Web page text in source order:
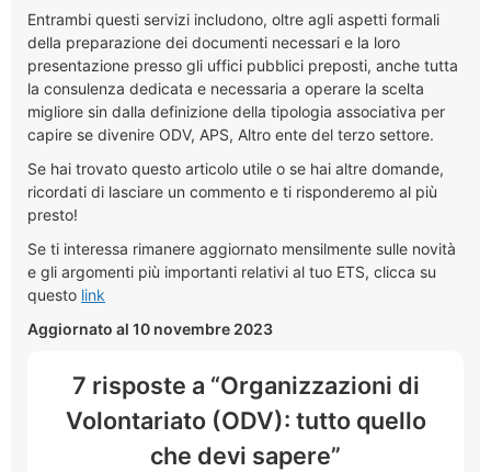
Entrambi questi servizi includono, oltre agli aspetti formali
della preparazione dei documenti necessari e la loro
presentazione presso gli uffici pubblici preposti, anche tutta
la consulenza dedicata e necessaria a operare la scelta
migliore sin dalla definizione della tipologia associativa per
capire se divenire ODV, APS, Altro ente del terzo settore.
Se hai trovato questo articolo utile o se hai altre domande,
ricordati di lasciare un commento e ti risponderemo al più
presto!
Se ti interessa rimanere aggiornato mensilmente sulle novità
e gli argomenti più importanti relativi al tuo ETS, clicca su
questo link
Aggiornato al 10 novembre 2023
7 risposte a “Organizzazioni di
Volontariato (ODV): tutto quello
che devi sapere”